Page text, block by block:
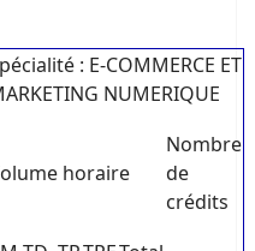
: E-COMMERCE ET
NUMERIQUE
horaire
Nombre
de
crédits